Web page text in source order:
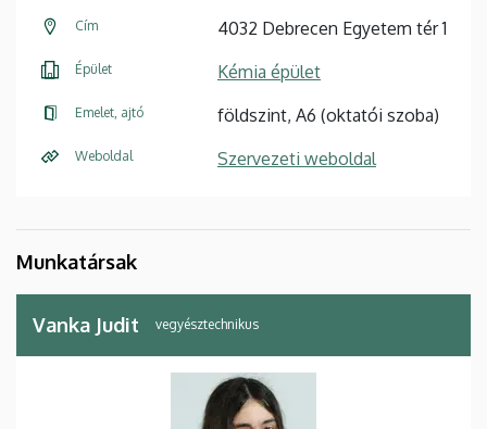
Cím 4032 Debrecen Egyetem tér 1
Épület Kémia épület
Emelet, ajtó földszint, A6 (oktatói szoba)
Weboldal Szervezeti weboldal
Munkatársak
Vanka Judit vegyésztechnikus